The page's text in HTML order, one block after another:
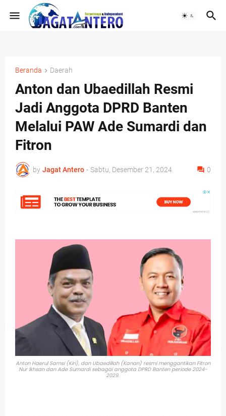
Beranda Daerah
Anton dan Ubaedillah Resmi
Jadi Anggota DPRD Banten
Melalui PAW Ade Sumardi dan
Fitron
by Jagat Antero - Sabtu, Desember 21, 2024 0
Anton Haerul Samsi (Kiri), dan Ubaedillah (Kanan) resmi menggantikan Fitron
Nur Ikhsan dan Ade Sumardi sebagai anggota DPRD Banten periode 2024-
2029.